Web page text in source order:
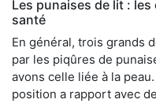
Les punaises de lit :
santé
En général, trois grands
par les piqûres de
avons celle liée à la
position a rapport avec